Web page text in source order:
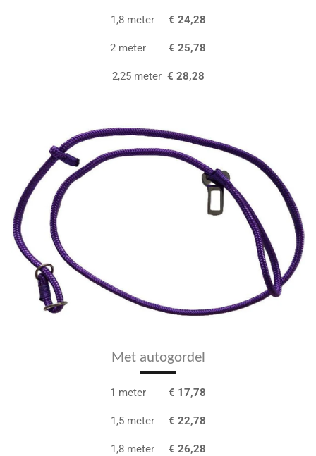
1,8 meter € 24,28
2 meter € 25,78
2,25 meter € 28,28
Met autogordel
1 meter € 17,78
1,5 meter € 22,78
1,8 meter € 26,28